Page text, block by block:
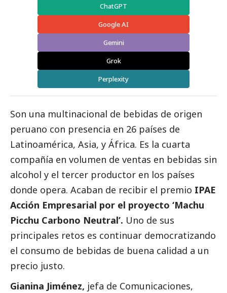
ChatGPT
Google AI
Gemini
Grok
Perplexity
Son una multinacional de bebidas de origen
peruano con presencia en 26 países de
Latinoamérica, Asia, y África. Es la cuarta
compañía en volumen de ventas en bebidas sin
alcohol y el tercer productor en los países
donde opera. Acaban de recibir el premio IPAE
Acción Empresarial por el proyecto ‘Machu
Picchu Carbono Neutral’. Uno de sus
principales retos es continuar democratizando
el consumo de bebidas de buena calidad a un
precio justo.
Gianina Jiménez, jefa de Comunicaciones,